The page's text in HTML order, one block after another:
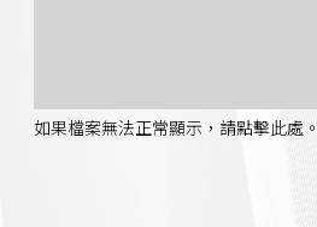
如果檔案無法正常顯示，請點擊此處。